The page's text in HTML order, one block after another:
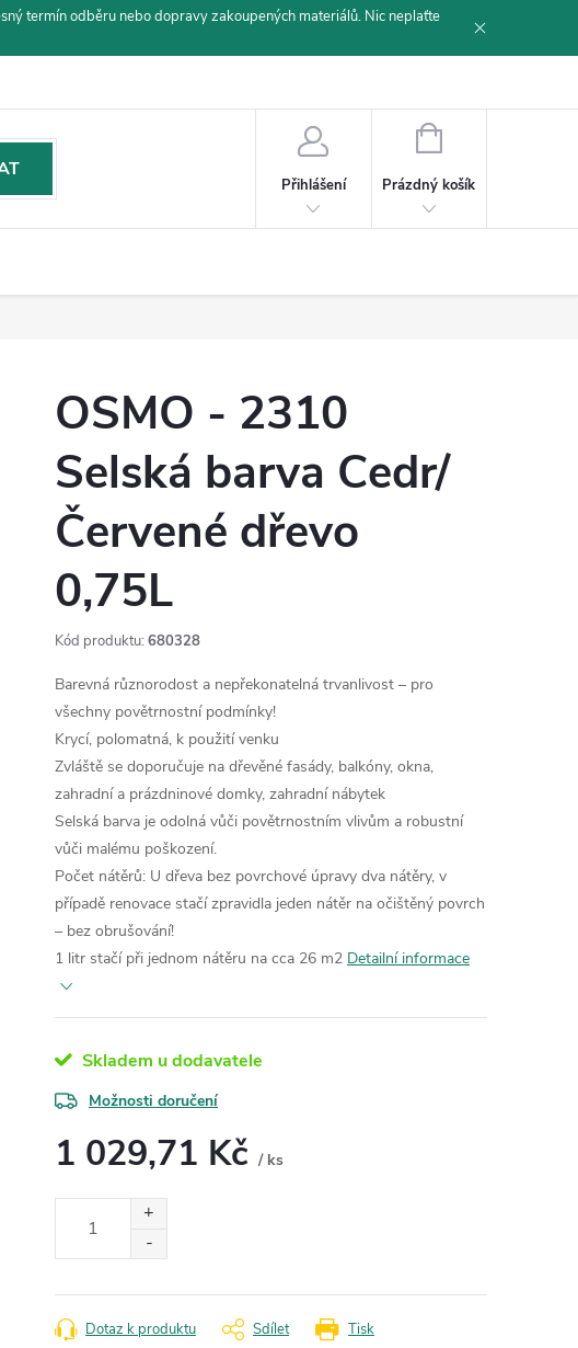
termín odběru nebo dopravy zakoupených materiálů. Nic neplaťte
Přihlášení
NÁKUPNÍ
Prázdný košík
OSMO - 2310
Selská barva Cedr/
Červené dřevo
0,75L
Kód produktu: 680328
Barevná různorodost a nepřekonatelná trvanlivost – pro
všechny povětrnostní podmínky!
Krycí, polomatná, k použití venku
Zvláště se doporučuje na dřevěné fasády, balkóny, okna,
zahradní a prázdninové domky, zahradní nábytek
Selská barva je odolná vůči povětrnostním vlivům a robustní
vůči malému poškození.
Počet nátěrů: U dřeva bez povrchové úpravy dva nátěry, v
případě renovace stačí zpravidla jeden nátěr na očištěný povrch
– bez obrušování!
1 litr stačí při jednom nátěru na cca 26 m2 Detailní informace
Skladem u dodavatele
Možnosti doručení
1 029,71 Kč / ks
Tisk
Dotaz k produktu Sdílet